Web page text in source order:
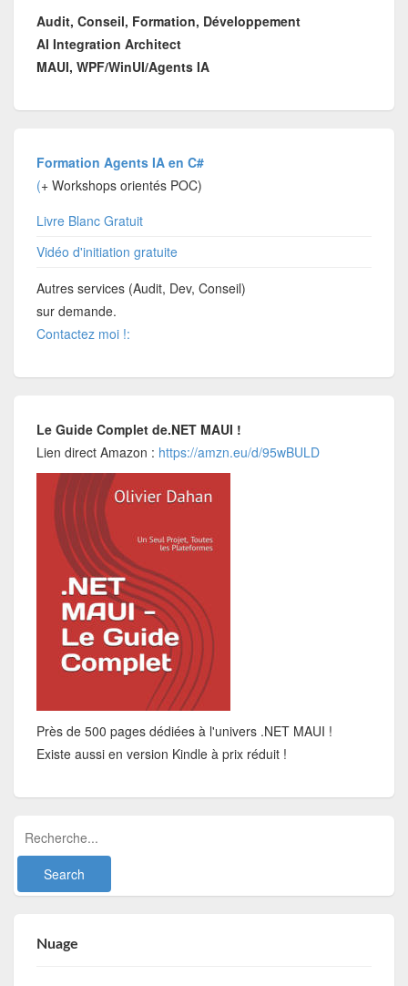
Audit, Conseil, Formation, Développement
AI Integration Architect
MAUI, WPF/WinUI/Agents IA
Formation Agents IA en C#
(+ Workshops orientés POC)
Livre Blanc Gratuit
Vidéo d'initiation gratuite
Autres services (Audit, Dev, Conseil)
sur demande.
Contactez moi !:
Le Guide Complet de.NET MAUI !
Lien direct Amazon : https://amzn.eu/d/95wBULD
Près de 500 pages dédiées à l'univers .NET MAUI !
Existe aussi en version Kindle à prix réduit !
Nuage